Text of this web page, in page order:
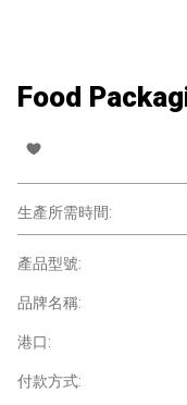
Food
生產所需時間:
產品型號:
品牌名稱:
港口:
付款方式: